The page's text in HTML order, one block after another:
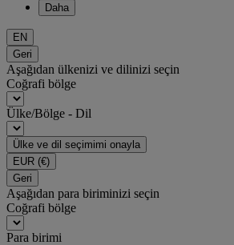
Daha
EN
Geri
Aşağıdan ülkenizi ve dilinizi seçin
Coğrafi bölge
Ülke/Bölge - Dil
Ülke ve dil seçimimi onayla
EUR (€)
Geri
Aşağıdan para biriminizi seçin
Coğrafi bölge
Para birimi